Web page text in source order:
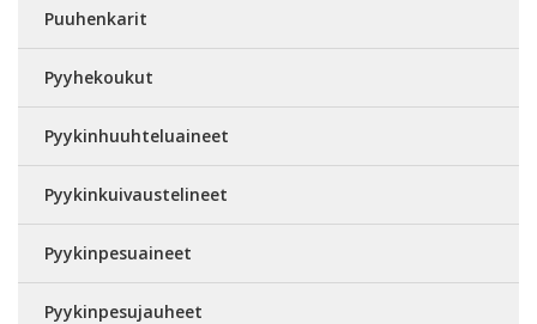
Puuhenkarit
Pyyhekoukut
Pyykinhuuhteluaineet
Pyykinkuivaustelineet
Pyykinpesuaineet
Pyykinpesujauheet